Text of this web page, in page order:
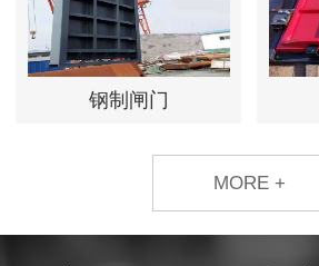
钢制闸门
MORE +